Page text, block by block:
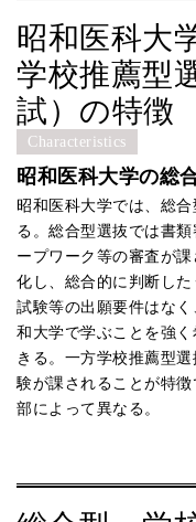
昭和医科大
学校推薦型
試）の特徴
Characteristics
昭和医科大学の総
昭和医科大学では、総
る。総合型選抜では書
ープワーク等の審査が
化し、総合的に判断し
試験等の出願要件はな
和大学で学ぶことを強
きる。一方学校推薦型
験が課されることが特
部によって異なる。